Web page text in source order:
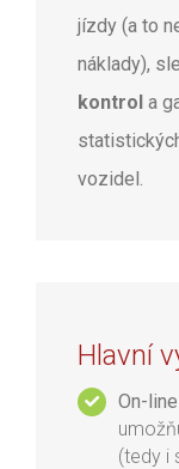
jízdy (a to
náklady),
kontrol a
vozidel.
Hlavní
On-
(tedy i